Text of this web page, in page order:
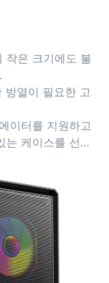
작은 크기에도 불
방열이 필요한 고
이터를 지원하고
는 케이스를 선택